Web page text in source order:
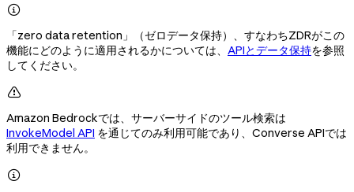

「zero data retention」（ゼロデータ保持）、すなわちZDRがこの
機能にどのように適用されるかについては、 APIとデータ保持を参照
してください。

Amazon Bedrockでは、サーバーサイドのツール検索は
InvokeModel API を通じてのみ利用可能であり、Converse APIでは
利用できません。
